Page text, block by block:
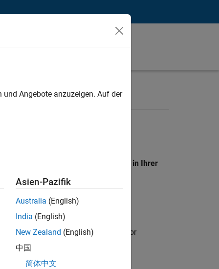
Standort, um alle Stellenangebote in Ihrer
MATLAB & Simulink workflows for
Angebote anzuzeigen. Auf der
Asien-Pazifik
Australia (English)
India (English)
New Zealand (English)
中国
简体中文